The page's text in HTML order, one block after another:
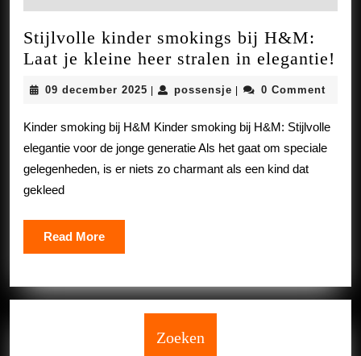
Stijlvolle kinder smokings bij H&M:
Laat je kleine heer stralen in elegantie!
09 december 2025 09
| possensje possensje
| 0 Comment
Kinder smoking bij H&M Kinder smoking bij H&M: Stijlvolle
elegantie voor de jonge generatie Als het gaat om speciale
gelegenheden, is er niets zo charmant als een kind dat
gekleed
Read MoreRead
More
Zoeken